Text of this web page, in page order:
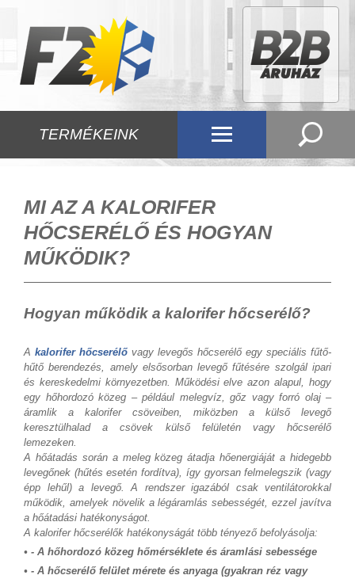
TERMÉKEINK
MI AZ A KALORIFER
HŐCSERÉLŐ ÉS HOGYAN
MŰKÖDIK?
Hogyan működik a kalorifer hőcserélő?
A kalorifer hőcserélő vagy levegős hőcserélő egy speciális fűtő-
hűtő berendezés, amely elsősorban levegő fűtésére szolgál ipari
és kereskedelmi környezetben. Működési elve azon alapul, hogy
egy hőhordozó közeg – például melegvíz, gőz vagy forró olaj –
áramlik a kalorifer csöveiben, miközben a külső levegő
keresztülhalad a csövek külső felületén vagy hőcserélő
lemezeken.
A hőátadás során a meleg közeg átadja hőenergiáját a hidegebb
levegőnek (hűtés esetén fordítva), így gyorsan felmelegszik (vagy
épp lehűl) a levegő. A rendszer igazából csak ventilátorokkal
működik, amelyek növelik a légáramlás sebességét, ezzel javítva
a hőátadási hatékonyságot.
A kalorifer hőcserélők hatékonyságát több tényező befolyásolja:
• - A hőhordozó közeg hőmérséklete és áramlási sebessége
• - A hőcserélő felület mérete és anyaga (gyakran réz vagy